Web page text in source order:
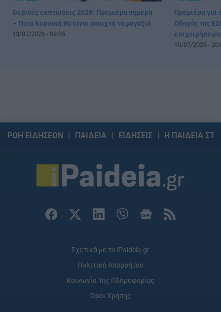
Θερινές εκπτώσεις 2026: Πρεμιέρα σήμερα
– Ποιά Κυριακή θα είναι ανοιχτά τα μαγαζιά
13/07/2026 - 09:35
Πρεμιέρα για
Οδηγός της
επιχειρήσεων
10/07/2026 -
ΡΟΗ ΕΙΔΗΣΕΩΝ ΠΑΙΔΕΙΑ ΕΙΔΗΣΕΙΣ Η ΠΑΙΔΕΙΑ
Σχετικά με το iPaideia.gr
Πολιτική Απορρήτου
Κοινωνία Της Πληροφορίας
Όροι Χρήσης